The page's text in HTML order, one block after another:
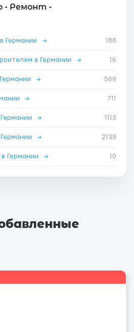
- Ремонт -
Германии → 188
в Германии → 16
→ 569
→ 711
→ 1113
→ 2139
Германии → 10